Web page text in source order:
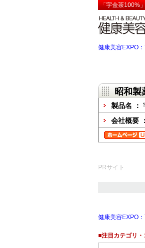
「宇金茶100%
健康美容EXPO
昭和製
製品名 ：
会社概要
PRサイト
健康美容EXPO
■注目カテゴリ